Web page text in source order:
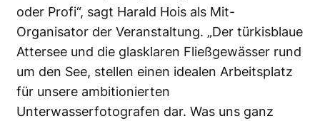
oder Profi“, sagt Harald Hois als Mit-
Organisator der Veranstaltung. „Der türkisblaue
Attersee und die glasklaren Fließgewässer rund
um den See, stellen einen idealen Arbeitsplatz
für unsere ambitionierten
Unterwasserfotografen dar. Was uns ganz